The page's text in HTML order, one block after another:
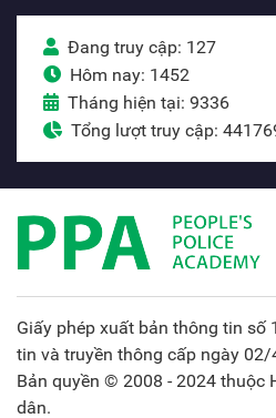
Đang truy cập: 127
Hôm nay: 1452
Tháng hiện tại: 9336
Tổng lượt truy cập:
Giấy phép xuất bản thông tin số
tin và truyền thông cấp ngày
Bản quyền © 2008 - 2024 thuộc
dân.